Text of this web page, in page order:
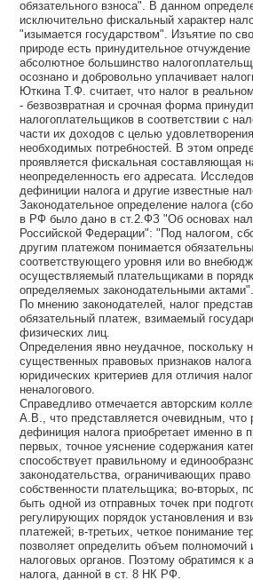
обязательного взноса". В данном
исключительно фискальный характер
"изымается государством". Изъятие по
природе есть принудительное
абсолютное большинство
осознано и добровольно уплачивает
Юткина Т.Ф. считает, что налог в
- безвозвратная и срочная форма
налогоплательщиков в соответствии с
части их доходов с целью
необходимых потребностей. В этом
проявляется фискальная составляющая
неопределенность его адресата.
дефиниции налога и другие известные
Законодательное определение налога
в РФ было дано в ст.2.ФЗ "Об основах
Российской Федерации": "Под налогом,
другим платежом понимается
соответствующего уровня или во
осуществляемый плательщиками в
определяемых законодательными актами".
По мнению законодателей, налог
обязательный платеж, взимаемый
физических лиц.
Определения явно неудачное, поскольку
существенных правовых признаков
юридических критериев для отличия
неналогового.
Справедливо отмечается авторским
А.В., что представляется очевидным,
дефиниция налога приобретает именно в
первых, точное уяснение содержания
способствует правильному и
законодательства, ограничивающих право
собственности плательщика; во-вторых,
быть одной из отправных точек при
регулирующих порядок установления и
платежей; в-третьих, четкое понимание
позволяет определить объем полномочий
налоговых органов. Поэтому обратимся к
налога, данной в ст. 8 НК РФ.